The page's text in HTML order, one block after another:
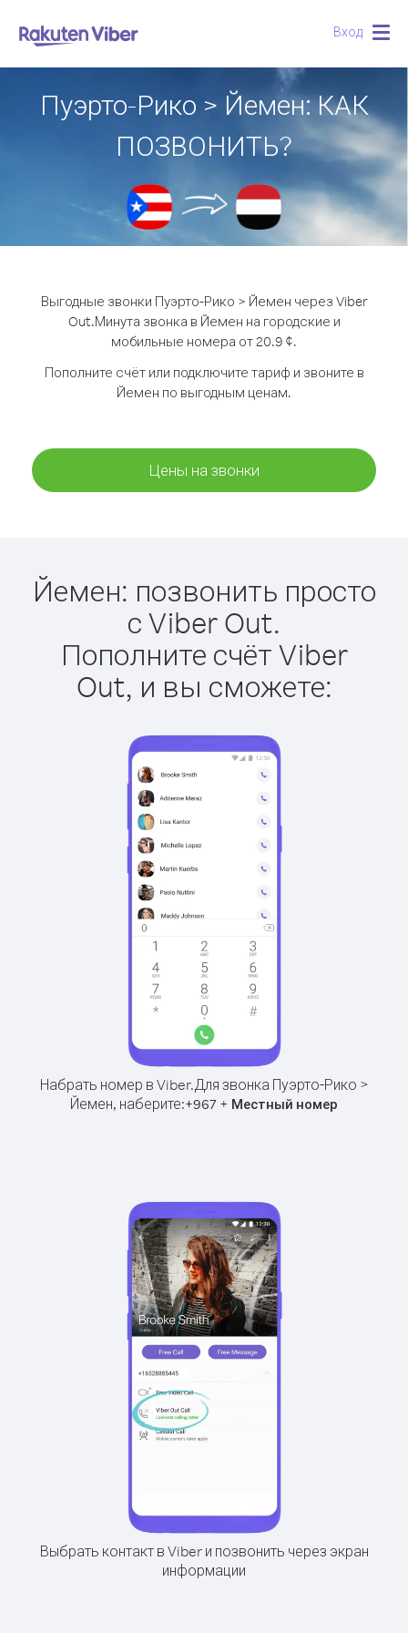
Вход
Пуэрто-Рико > Йемен: КАК
ПОЗВОНИТЬ?
Выгодные звонки Пуэрто-Рико > Йемен через Viber
Out.Минута звонка в Йемен на городские и
мобильные номера от 20.9 ¢.
Пополните счёт или подключите тариф и звоните в
Йемен по выгодным ценам.
Цены на звонки
Йемен: позвонить просто
с Viber Out.
Пополните счёт Viber
Out, и вы сможете:
Набрать номер в Viber.Для звонка Пуэрто-Рико >
Йемен, наберите:+967 + Местный номер
Выбрать контакт в Viber и позвонить через экран
информации